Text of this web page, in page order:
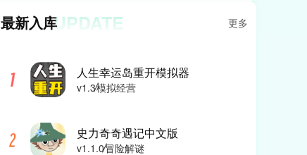
最新入库UPDATE 更多
人生幸运岛重开模拟器
v1.3模拟经营
史力奇奇遇记中文版
v1.1.0冒险解谜